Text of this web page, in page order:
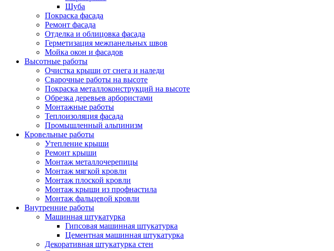
Шуба
Покраска фасада
Ремонт фасада
Отделка и облицовка фасада
Герметизация межпанельных швов
Мойка окон и фасадов
Высотные работы
Очистка крыши от снега и наледи
Сварочные работы на высоте
Покраска металлоконструкций на высоте
Обрезка деревьев арбористами
Монтажные работы
Теплоизоляция фасада
Промышленный альпинизм
Кровельные работы
Утепление крыши
Ремонт крыши
Монтаж металлочерепицы
Монтаж мягкой кровли
Монтаж плоской кровли
Монтаж крыши из профнастила
Монтаж фальцевой кровли
Внутренние работы
Машинная штукатурка
Гипсовая машинная штукатурка
Цементная машинная штукатурка
Декоративная штукатурка стен